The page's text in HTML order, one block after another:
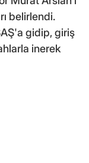
belirlendi.
gidip, giriş
inerek